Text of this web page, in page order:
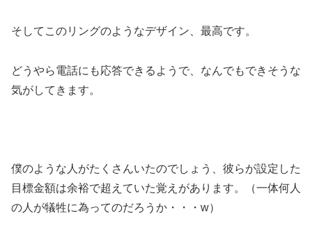
そしてこのリングのようなデザイン、最高です。
どうやら電話にも応答できるようで、なんでもできそうな
気がしてきます。
僕のような人がたくさんいたのでしょう、彼らが設定した
目標金額は余裕で超えていた覚えがあります。（一体何人
の人が犠牲に為ってのだろうか・・・w）